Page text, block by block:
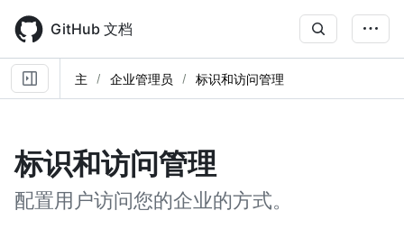
main
content
GitHub 文档
主 企业管理员 标识和访问管理
标识和访问管理
配置用户访问您的企业的方式。